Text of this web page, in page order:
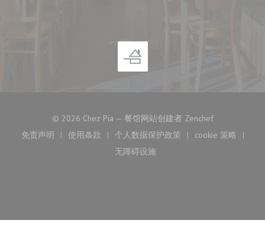
© 2026 Chez Pia — 餐馆网站创建者 Zenchef((在新窗口中
免责声明
((在新窗口中打开))
使用条款
((在新窗口中打开))
个人数据保护政策
((在新窗口中打开))
cookie 策略
((在新窗口
无障碍设施
((在新窗口中打开))